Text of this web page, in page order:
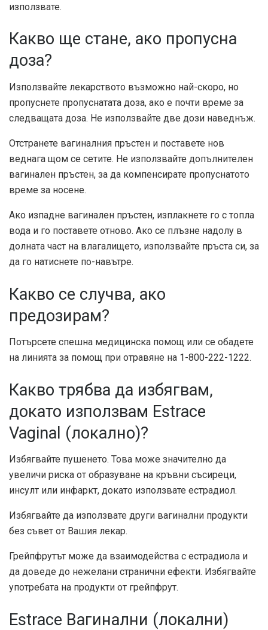
използвате.
Какво ще стане, ако пропусна
доза?
Използвайте лекарството възможно най-скоро, но
пропуснете пропуснатата доза, ако е почти време за
следващата доза. Не използвайте две дози наведнъж.
Отстранете вагиналния пръстен и поставете нов
веднага щом се сетите. Не използвайте допълнителен
вагинален пръстен, за да компенсирате пропуснатото
време за носене.
Ако изпадне вагинален пръстен, изплакнете го с топла
вода и го поставете отново. Ако се плъзне надолу в
долната част на влагалището, използвайте пръста си, за
да го натиснете по-навътре.
Какво се случва, ако
предозирам?
Потърсете спешна медицинска помощ или се обадете
на линията за помощ при отравяне на 1-800-222-1222.
Какво трябва да избягвам,
докато използвам Estrace
Vaginal (локално)?
Избягвайте пушенето. Това може значително да
увеличи риска от образуване на кръвни съсиреци,
инсулт или инфаркт, докато използвате естрадиол.
Избягвайте да използвате други вагинални продукти
без съвет от Вашия лекар.
Грейпфрутът може да взаимодейства с естрадиола и
да доведе до нежелани странични ефекти. Избягвайте
употребата на продукти от грейпфрут.
Estrace Вагинални (локални)